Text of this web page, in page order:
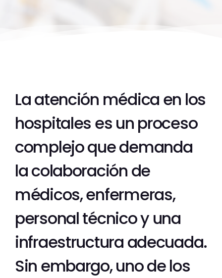
La atención médica en los
hospitales es un proceso
complejo que demanda
la colaboración de
médicos, enfermeras,
personal técnico y una
infraestructura adecuada.
Sin embargo, uno de los